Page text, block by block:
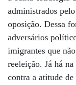
administrados
oposição. Dessa
adversários
imigrantes que
reeleição. Já há
contra a atitude